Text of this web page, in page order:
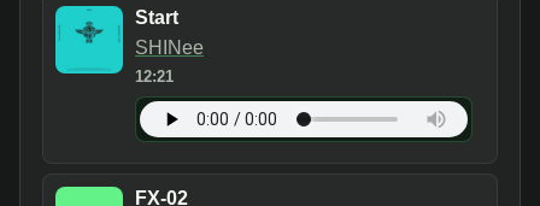
Start
SHINee
12:21
FX-02